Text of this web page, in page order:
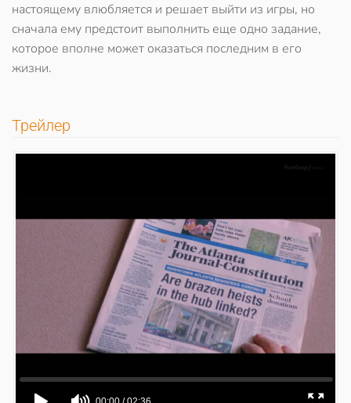
настоящему влюбляется и решает выйти из игры, но
сначала ему предстоит выполнить еще одно задание,
которое вполне может оказаться последним в его
жизни.
Трейлер